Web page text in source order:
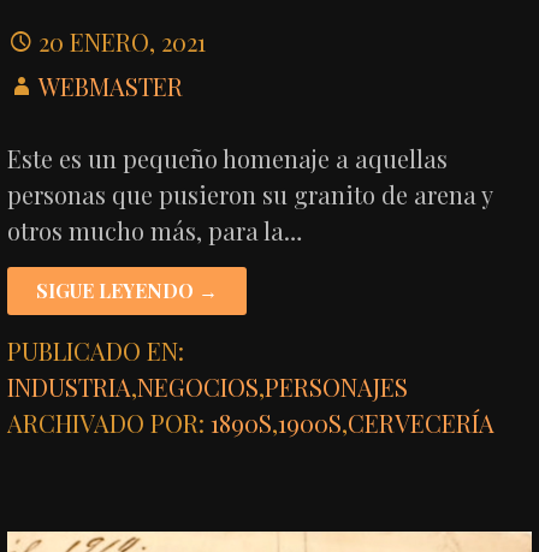
20 ENERO, 2021
WEBMASTER
Este es un pequeño homenaje a aquellas
personas que pusieron su granito de arena y
otros mucho más, para la…
SIGUE LEYENDO →
PUBLICADO EN:
INDUSTRIA,NEGOCIOS,PERSONAJES
ARCHIVADO POR:1890S,1900S,CERVECERÍA